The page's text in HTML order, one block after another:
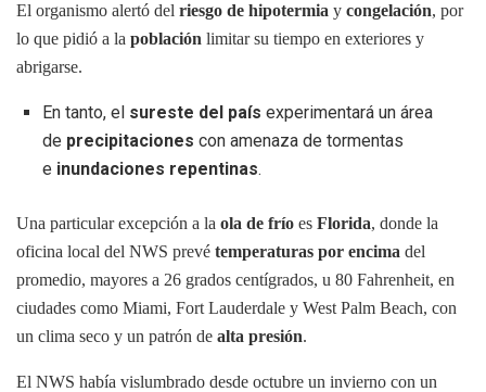
El organismo alertó del riesgo de hipotermia y congelación, por
lo que pidió a la población limitar su tiempo en exteriores y
abrigarse.
En tanto, el sureste del país experimentará un área
de precipitaciones con amenaza de tormentas
e inundaciones repentinas.
Una particular excepción a la ola de frío es Florida, donde la
oficina local del NWS prevé temperaturas por encima del
promedio, mayores a 26 grados centígrados, u 80 Fahrenheit, en
ciudades como Miami, Fort Lauderdale y West Palm Beach, con
un clima seco y un patrón de alta presión.
El NWS había vislumbrado desde octubre un invierno con un